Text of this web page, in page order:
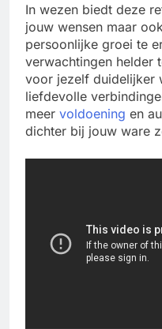
In wezen biedt deze
jouw wensen maar
persoonlijke groei te
verwachtingen helder
voor jezelf duidelijker
liefdevolle
meer voldoening en
dichter bij jouw ware